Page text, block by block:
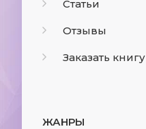
Статьи
Отзывы
Заказать книгу
ЖАНРЫ